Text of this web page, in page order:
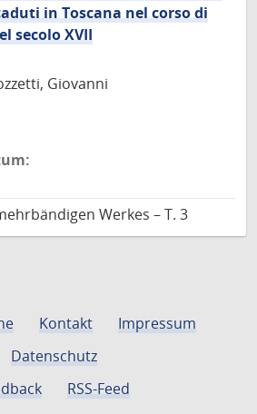
in Toscana nel corso di
secolo XVII
Giovanni
Werkes – T. 3
Kontakt
Impressum
Datenschutz
RSS-Feed